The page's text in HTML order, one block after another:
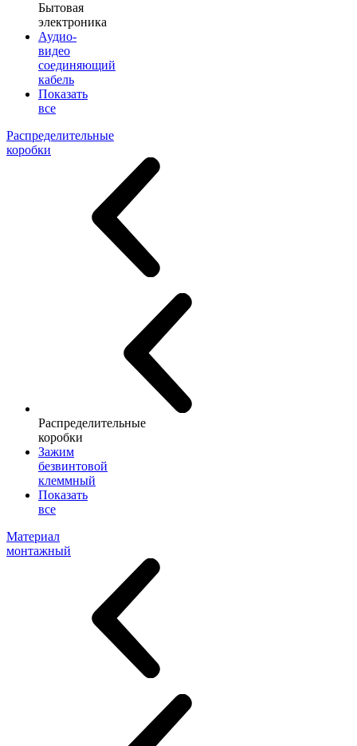
Бытовая
электроника
Аудио-
видео
соединяющий
кабель
Показать
все
Распределительные
коробки
Распределительные
коробки
Зажим
безвинтовой
клеммный
Показать
все
Материал
монтажный